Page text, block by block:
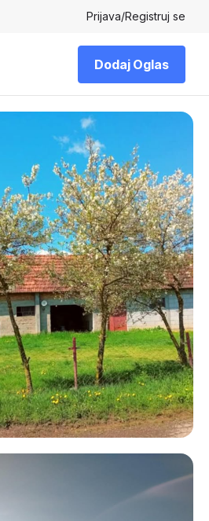
Prijava/Registruj se
Dodaj Oglas